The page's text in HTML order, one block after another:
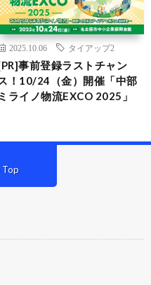
2025.10.06 タイアップ2
事前登録ラストチャン
！10/24（金）開催「中部
ミライノ物流EXCO 2025」
Top